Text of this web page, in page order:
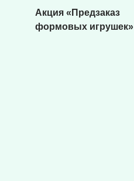
Акция «Предзаказ
формовых игрушек»